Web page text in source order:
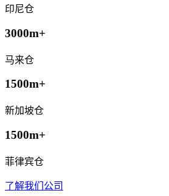
印尼仓
3000m+
马来仓
1500m+
新加坡仓
1500m+
菲律宾仓
了解我们公司